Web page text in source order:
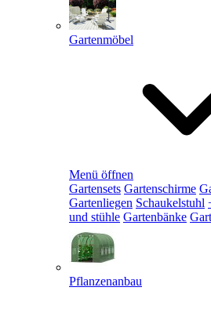
Gartenmöbel
Menü öffnen
Gartensets Gartenschirme
Gartenliegen Schaukelstuhl
und stühle Gartenbänke
Pflanzenanbau